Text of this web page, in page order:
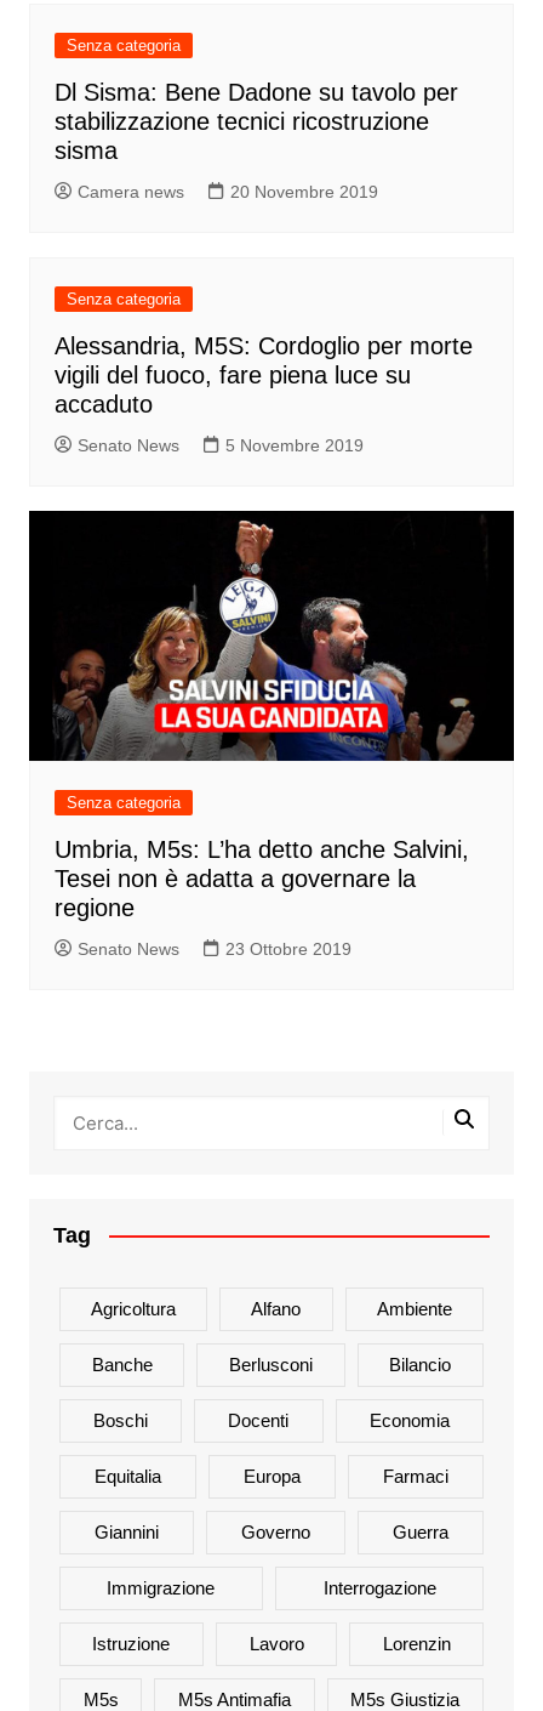
Senza categoria
Dl Sisma: Bene Dadone su tavolo per
stabilizzazione tecnici ricostruzione
sisma
Camera news 20 Novembre 2019
Senza categoria
Alessandria, M5S: Cordoglio per morte
vigili del fuoco, fare piena luce su
accaduto
Senato News 5 Novembre 2019
Senza categoria
Umbria, M5s: L’ha detto anche Salvini,
Tesei non è adatta a governare la
regione
Senato News 23 Ottobre 2019
Tag
Agricoltura Alfano Ambiente
Banche Berlusconi Bilancio
Boschi Docenti Economia
Equitalia Europa Farmaci
Giannini Governo Guerra
Immigrazione Interrogazione
Istruzione Lavoro Lorenzin
M5s M5s Antimafia M5s Giustizia